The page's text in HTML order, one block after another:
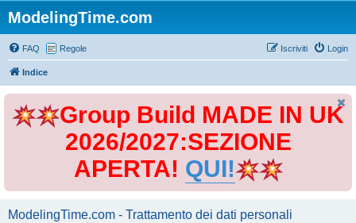
ModelingTime.com
FAQ Regole Login
Iscriviti
Indice
Group Build MADE IN UK
2026/2027:SEZIONE
APERTA! QUI!
ModelingTime.com - Trattamento dei dati personali